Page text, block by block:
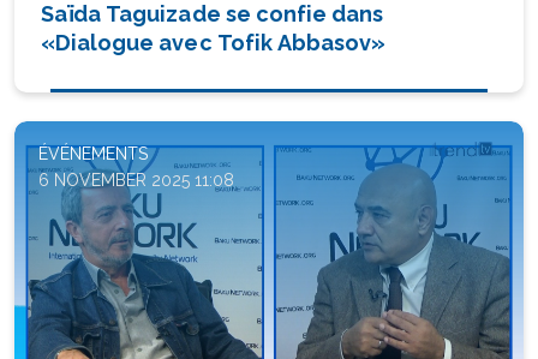
Saïda Taguizade se confie dans
«Dialogue avec Tofik Abbasov»
ÉVÉNEMENTS
6 NOVEMBER 2025 11:08